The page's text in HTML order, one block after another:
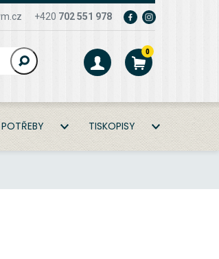
+420 702 551 978
0
TISKOPISY